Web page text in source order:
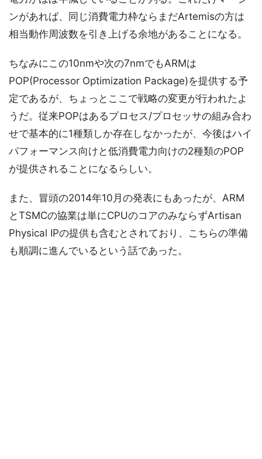
ンがあれば、同じ消費電力枠ならまだArtemisの方は
相当動作周波数を引き上げる余地があることになる。
ちなみにこの10nmや次の7nmでもARMは
POP(Processor Optimization Package)を提供する予
定であるが、ちょっとここで戦略の変更が行われたよ
うだ。従来POPはあるプロセス/プロセッサの組み合わ
せで基本的に1種類しか存在しなかったが、今後はハイ
パフォーマンス向けと低消費電力向けの2種類のPOP
が提供されることになるらしい。
また、冒頭の2014年10月の発表にもあったが、ARM
とTSMCの協業は単にCPUのコアのみならずArtisan
Physical IPの提供も含むとされており、こちらの準備
も順調に進んでいるという話であった。